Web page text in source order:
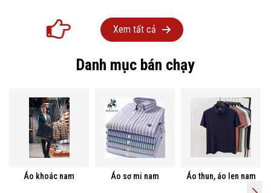
Xem tất cả
Danh mục bán chạy
Áo khoác nam Áo sơ mi nam Áo thun, áo len nam